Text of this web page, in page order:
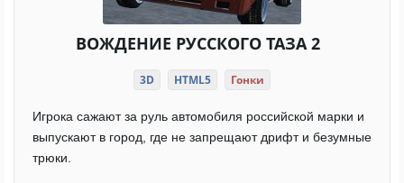
ВОЖДЕНИЕ РУССКОГО ТАЗА 2
3D HTML5 Гонки
Игрока сажают за руль автомобиля российской марки и
выпускают в город, где не запрещают дрифт и безумные
трюки.